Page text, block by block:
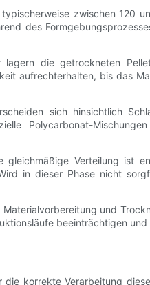
zwischen 120
des
lagern die getrockneten
aufrechterhalten, bis das
sich hinsichtlich
Polycarbonat-Mischungen
Verteilung ist
in dieser Phase nicht
und
beeinträchtigen
korrekte Verarbeitung